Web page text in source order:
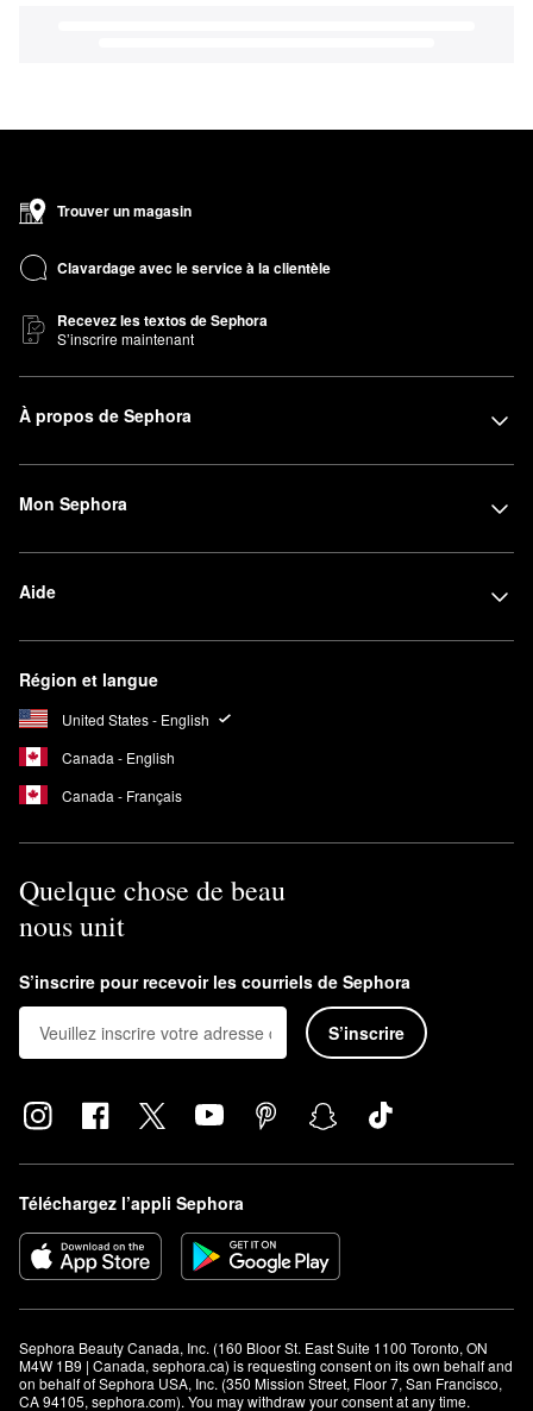
Trouver un magasin
Clavardage avec le service à la clientèle
Recevez les textos de Sephora
S’inscrire maintenant
À propos de Sephora
Mon Sephora
Aide
Région et langue
United States - English
Canada - English
Canada - Français
Quelque chose de beau
nous unit
S’inscrire pour recevoir les courriels de Sephora
S’inscrire
Téléchargez l’appli Sephora
Sephora Beauty Canada, Inc. (160 Bloor St. East Suite 1100 Toronto, ON
M4W 1B9 | Canada, sephora.ca) is requesting consent on its own behalf and
on behalf of Sephora USA, Inc. (350 Mission Street, Floor 7, San Francisco,
CA 94105, sephora.com). You may withdraw your consent at any time.